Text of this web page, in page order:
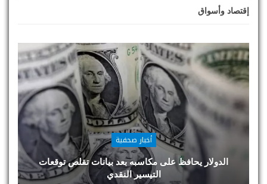
إقتصاد وأسواق
أخبار صحفية
الدولار يحافظ على مكاسبه بعد بيانات تقلص توقعات
التيسير النقدي